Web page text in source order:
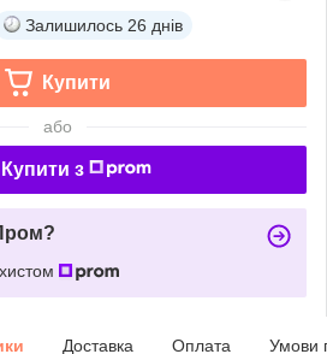
Залишилось 26 днів
Купити
або
Купити з
Доставка Оплата Умови